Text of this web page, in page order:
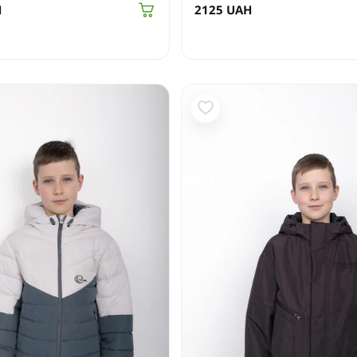
2125 UAH